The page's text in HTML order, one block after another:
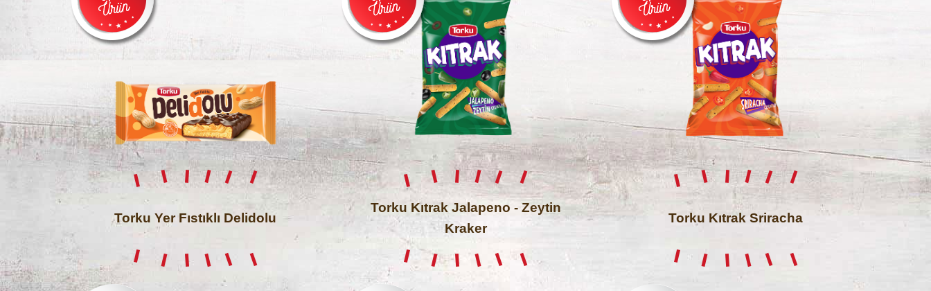
Torku Yer Fıstıklı Delidolu
Torku Kıtrak Jalapeno - Zeytin
Kraker
Torku Kıtrak Sriracha